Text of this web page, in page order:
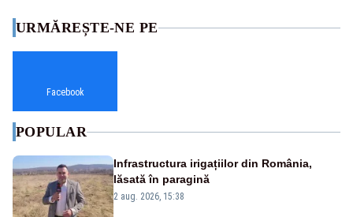
URMĂREȘTE-NE PE
Facebook
POPULAR
Infrastructura irigațiilor din România,
lăsată în paragină
2 aug. 2026, 15:38